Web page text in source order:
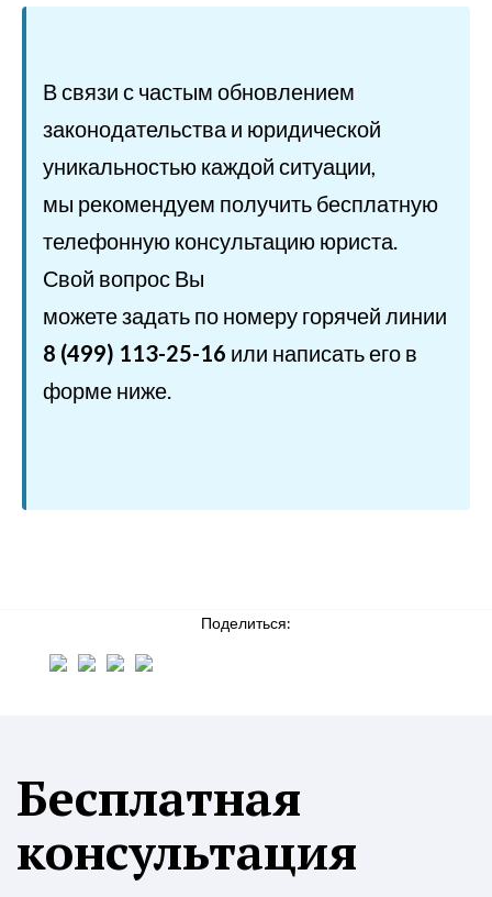
В связи с частым обновлением
законодательства и юридической
уникальностью каждой ситуации,
мы рекомендуем получить бесплатную
телефонную консультацию юриста.
Свой вопрос Вы
можете задать по номеру горячей линии
8 (499) 113-25-16 или написать его в
форме ниже.
Поделиться:
Бесплатная
консультация